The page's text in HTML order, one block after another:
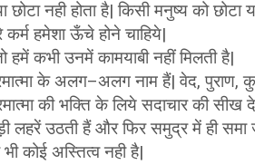
नही होता है| किसी मनुष्य को छोटा
कर्म हमेशा ऊँचे होने चाहिये|
कभी उनमें कामयाबी नहीं मिलती है|
के अलग–अलग नाम हैं| वेद, पुराण,
की भक्ति के लिये सदाचार की सीख
लहरें उठती हैं और फिर समुद्र में ही
कोई अस्तित्व नही है|